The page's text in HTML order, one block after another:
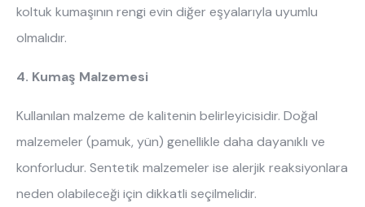
koltuk kumaşının rengi evin diğer eşyalarıyla uyumlu
olmalıdır.
4. Kumaş Malzemesi
Kullanılan malzeme de kalitenin belirleyicisidir. Doğal
malzemeler (pamuk, yün) genellikle daha dayanıklı ve
konforludur. Sentetik malzemeler ise alerjik reaksiyonlara
neden olabileceği için dikkatli seçilmelidir.